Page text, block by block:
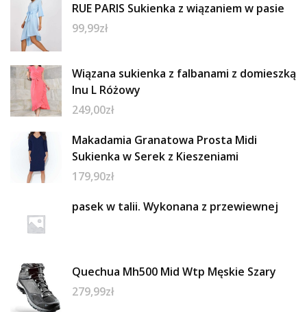
RUE PARIS Sukienka z wiązaniem w pasie
99,99zł
Wiązana sukienka z falbanami z domieszką
lnu L Różowy
249,00zł
Makadamia Granatowa Prosta Midi
Sukienka w Serek z Kieszeniami
179,90zł
pasek w talii. Wykonana z przewiewnej
Quechua Mh500 Mid Wtp Męskie Szary
279,99zł